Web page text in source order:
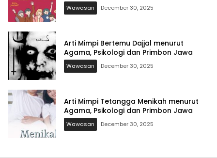
Wawasan December 30, 2025
Arti Mimpi Bertemu Dajjal menurut
Agama, Psikologi dan Primbon Jawa
Wawasan December 30, 2025
Arti Mimpi Tetangga Menikah menurut
Agama, Psikologi dan Primbon Jawa
Wawasan December 30, 2025